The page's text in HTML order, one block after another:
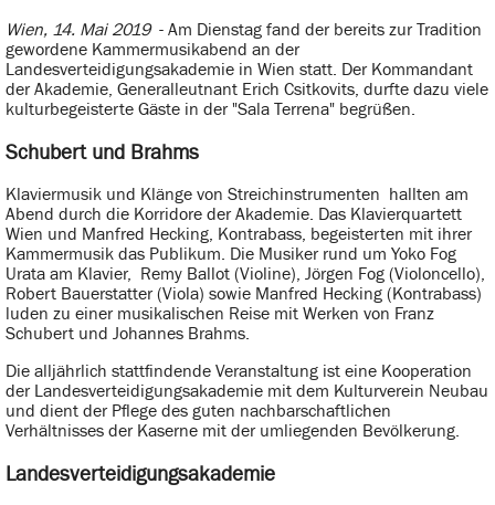
Wien, 14. Mai 2019 - Am Dienstag fand der bereits zur Tradition
gewordene Kammermusikabend an der
Landesverteidigungsakademie in Wien statt. Der Kommandant
der Akademie, Generalleutnant Erich Csitkovits, durfte dazu viele
kulturbegeisterte Gäste in der "Sala Terrena" begrüßen.
Schubert und Brahms
Klaviermusik und Klänge von Streichinstrumenten hallten am
Abend durch die Korridore der Akademie. Das Klavierquartett
Wien und Manfred Hecking, Kontrabass, begeisterten mit ihrer
Kammermusik das Publikum. Die Musiker rund um Yoko Fog
Urata am Klavier, Remy Ballot (Violine), Jörgen Fog (Violoncello),
Robert Bauerstatter (Viola) sowie Manfred Hecking (Kontrabass)
luden zu einer musikalischen Reise mit Werken von Franz
Schubert und Johannes Brahms.
Die alljährlich stattfindende Veranstaltung ist eine Kooperation
der Landesverteidigungsakademie mit dem Kulturverein Neubau
und dient der Pflege des guten nachbarschaftlichen
Verhältnisses der Kaserne mit der umliegenden Bevölkerung.
Landesverteidigungsakademie